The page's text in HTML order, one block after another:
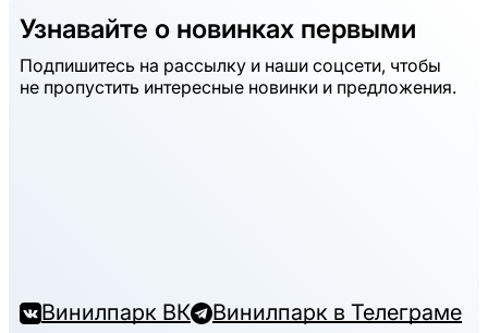
Узнавайте о новинках первыми
Подпишитесь на рассылку и наши соцсети, чтобы
не пропустить интересные новинки и предложения.
Винилпарк ВК Винилпарк в Телеграме